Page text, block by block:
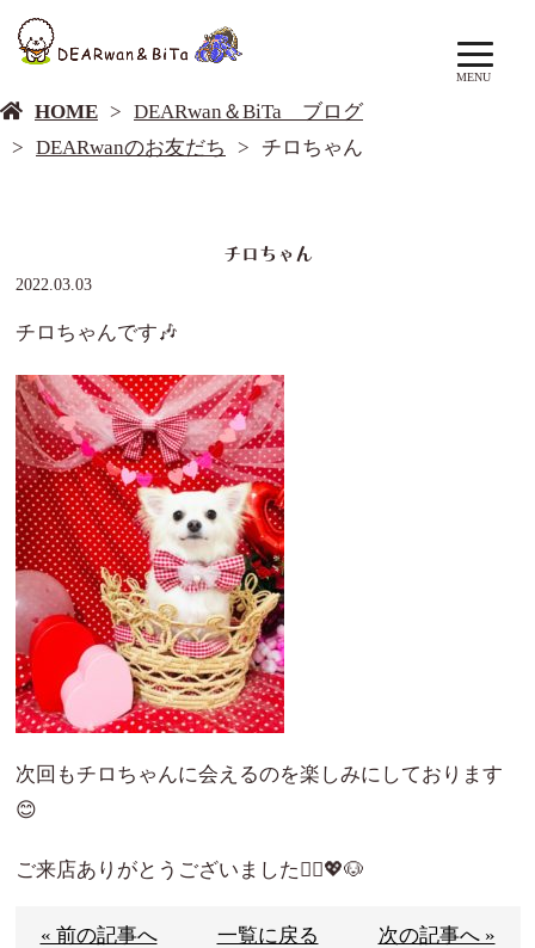
MENU
HOME
DEARwan＆BiTa ブログ
DEARwanのお友だち
チロちゃん
チロちゃん
2022.03.03
チロちゃんです🎶
次回もチロちゃんに会えるのを楽しみにしております
😊
ご来店ありがとうございました🙇‍♀️💖🐶
« 前の記事へ 一覧に戻る 次の記事へ »